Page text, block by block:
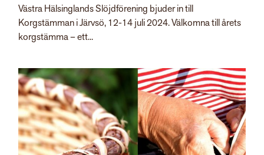
Västra Hälsinglands Slöjdförening bjuder in till
Korgstämman i Järvsö, 12-14 juli 2024. Välkomna till årets
korgstämma – ett...